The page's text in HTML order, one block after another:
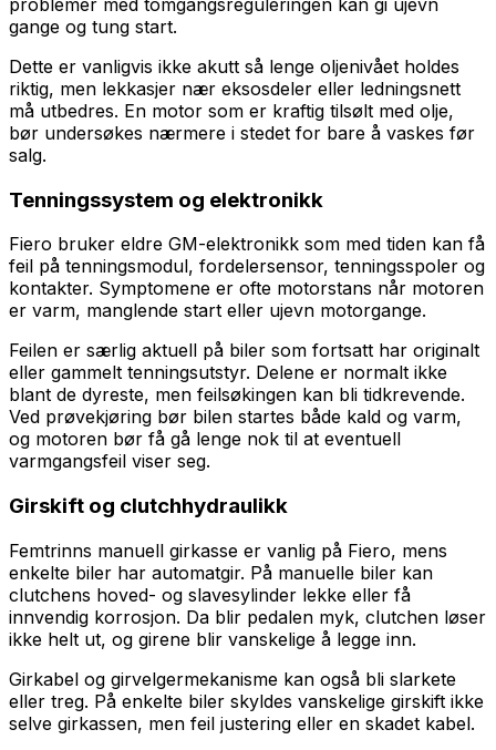
gange og tung start.
Dette er vanligvis ikke akutt så lenge oljenivået holdes
riktig, men lekkasjer nær eksosdeler eller ledningsnett
må utbedres. En motor som er kraftig tilsølt med olje,
bør undersøkes nærmere i stedet for bare å vaskes før
salg.
Tenningssystem og elektronikk
Fiero bruker eldre GM-elektronikk som med tiden kan få
feil på tenningsmodul, fordelersensor, tenningsspoler og
kontakter. Symptomene er ofte motorstans når motoren
er varm, manglende start eller ujevn motorgange.
Feilen er særlig aktuell på biler som fortsatt har originalt
eller gammelt tenningsutstyr. Delene er normalt ikke
blant de dyreste, men feilsøkingen kan bli tidkrevende.
Ved prøvekjøring bør bilen startes både kald og varm,
og motoren bør få gå lenge nok til at eventuell
varmgangsfeil viser seg.
Girskift og clutchhydraulikk
Femtrinns manuell girkasse er vanlig på Fiero, mens
enkelte biler har automatgir. På manuelle biler kan
clutchens hoved- og slavesylinder lekke eller få
innvendig korrosjon. Da blir pedalen myk, clutchen løser
ikke helt ut, og girene blir vanskelige å legge inn.
Girkabel og girvelgermekanisme kan også bli slarkete
eller treg. På enkelte biler skyldes vanskelige girskift ikke
selve girkassen, men feil justering eller en skadet kabel.